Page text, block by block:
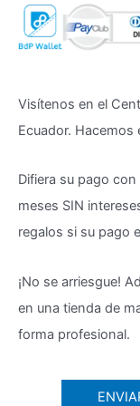
Visítenos en el
Ecuador.
Difiera su pago
meses SIN
regalos si su pago
¡No se arriesgue!
en una tienda de
forma profesional.